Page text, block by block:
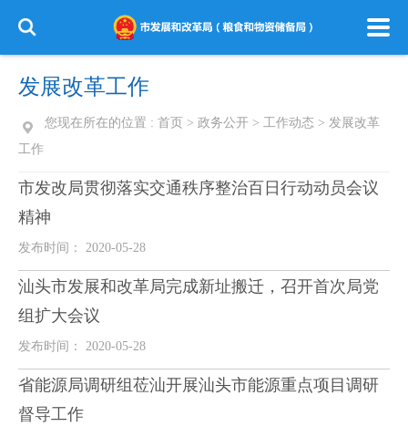
发展改革工作
您现在所在的位置 : 首页 > 政务公开 > 工作动态 > 发展改革
工作
市发改局贯彻落实交通秩序整治百日行动动员会议
精神
发布时间： 2020-05-28
汕头市发展和改革局完成新址搬迁，召开首次局党
组扩大会议
发布时间： 2020-05-28
省能源局调研组莅汕开展汕头市能源重点项目调研
督导工作